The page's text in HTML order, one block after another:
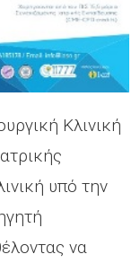
Κλινική
υπό την
να